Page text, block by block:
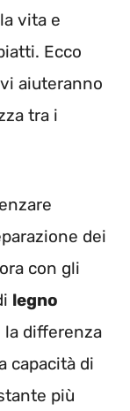
vita e
Ecco
aiuteranno
tra i
dei
con gli
legno
la differenza
capacità di
più